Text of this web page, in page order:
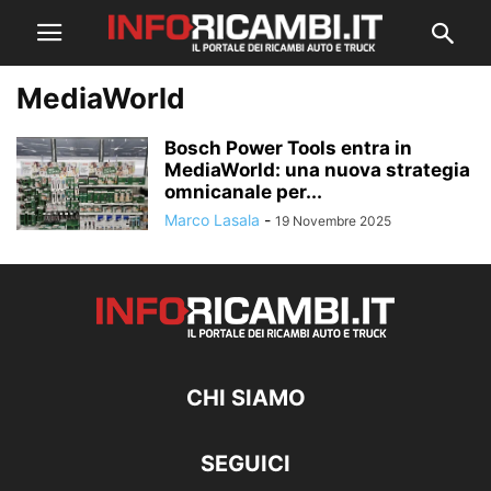
MediaWorld
Bosch Power Tools entra in
MediaWorld: una nuova strategia
omnicanale per...
Marco Lasala - 19 Novembre 2025
CHI SIAMO
SEGUICI